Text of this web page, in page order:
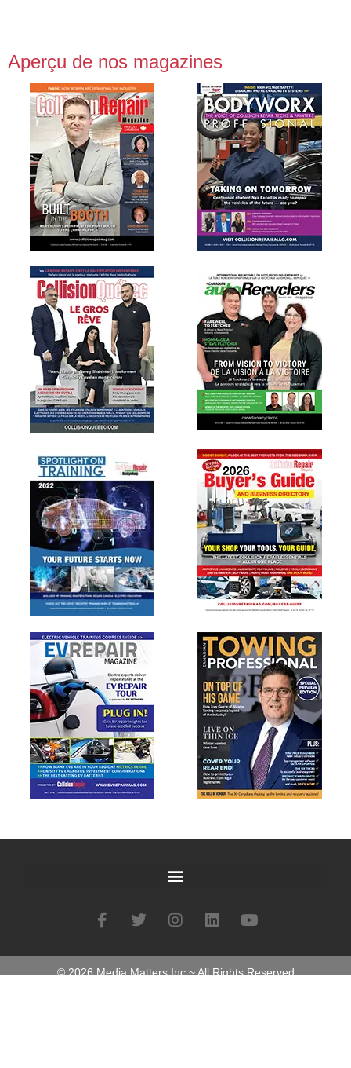
Aperçu de nos magazines
© 2026 Media Matters Inc ~ All Rights Reserved